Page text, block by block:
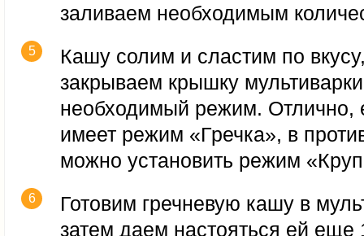
заливаем необходимым
Кашу солим и сластим по
закрываем крышку
необходимый режим. Отлично,
имеет режим «Гречка», в
можно установить режим
Готовим гречневую кашу в
затем даем настояться ей еще